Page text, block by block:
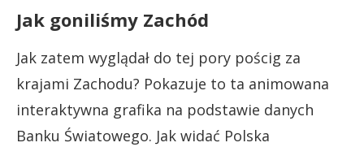
Jak goniliśmy Zachód
Jak zatem wyglądał do tej pory pościg za
krajami Zachodu? Pokazuje to ta animowana
interaktywna grafika na podstawie danych
Banku Światowego. Jak widać Polska